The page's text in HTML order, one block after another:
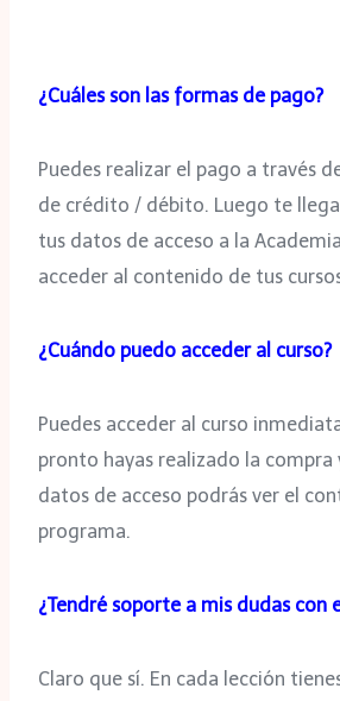
¿Cuáles son las formas de pago?
Puedes realizar el pago a través
de crédito / débito. Luego te
tus datos de acceso a la
acceder al contenido de tus
¿Cuándo puedo acceder al curso?
Puedes acceder al curso
pronto hayas realizado la compra
datos de acceso podrás ver el
programa.
¿Tendré soporte a mis dudas con
Claro que sí. En cada lección